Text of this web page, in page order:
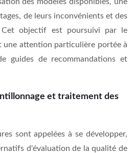
de leurs inconvénients et des
Cet objectif est poursuivi par le
une attention particulière portée à
guides de recommandations et
et traitement des
sont appelées à se développer,
d'évaluation de la qualité de